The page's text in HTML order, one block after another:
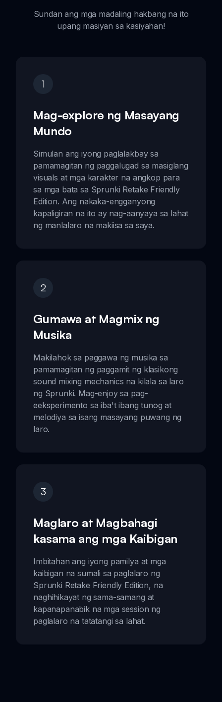
Sundan ang mga madaling hakbang na ito
upang masiyan sa kasiyahan!
1
Mag-explore ng Masayang
Mundo
Simulan ang iyong paglalakbay sa
pamamagitan ng paggalugad sa masiglang
visuals at mga karakter na angkop para
sa mga bata sa Sprunki Retake Friendly
Edition. Ang nakaka-engganyong
kapaligiran na ito ay nag-aanyaya sa lahat
ng manlalaro na makiisa sa saya.
2
Gumawa at Magmix ng
Musika
Makilahok sa paggawa ng musika sa
pamamagitan ng paggamit ng klasikong
sound mixing mechanics na kilala sa laro
ng Sprunki. Mag-enjoy sa pag-
eeksperimento sa iba't ibang tunog at
melodiya sa isang masayang puwang ng
laro.
3
Maglaro at Magbahagi
kasama ang mga Kaibigan
Imbitahan ang iyong pamilya at mga
kaibigan na sumali sa paglalaro ng
Sprunki Retake Friendly Edition, na
naghihikayat ng sama-samang at
kapanapanabik na mga session ng
paglalaro na tatatangi sa lahat.